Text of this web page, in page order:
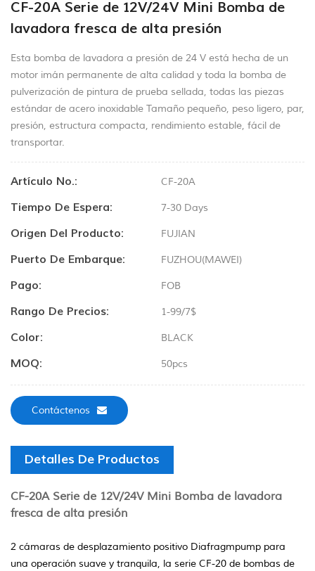
CF-20A Serie de 12V/24V Mini Bomba de
lavadora fresca de alta presión
Esta bomba de lavadora a presión de 24 V está hecha de un
motor imán permanente de alta calidad y toda la bomba de
pulverización de pintura de prueba sellada, todas las piezas
estándar de acero inoxidable Tamaño pequeño, peso ligero, par,
presión, estructura compacta, rendimiento estable, fácil de
transportar.
Artículo No.: CF-20A
Tiempo De Espera: 7-30 Days
Origen Del Producto: FUJIAN
Puerto De Embarque: FUZHOU(MAWEI)
Pago: FOB
Rango De Precios: 1-99/7$
Color: BLACK
MOQ: 50pcs
Contáctenos
Detalles De Productos
CF-20A Serie de 12V/24V Mini Bomba de lavadora
fresca de alta presión
2 cámaras de desplazamiento positivo Diafragmpump para
una operación suave y tranquila, la serie CF-20 de bombas de